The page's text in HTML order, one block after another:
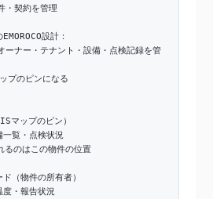
・契約を管理
設計：
ナー・テナント・設備・点検記録を管
プのピンになる
マップのピン）
覧・点検状況
のはこの物件の位置
（物件の所有者）
・報告状況